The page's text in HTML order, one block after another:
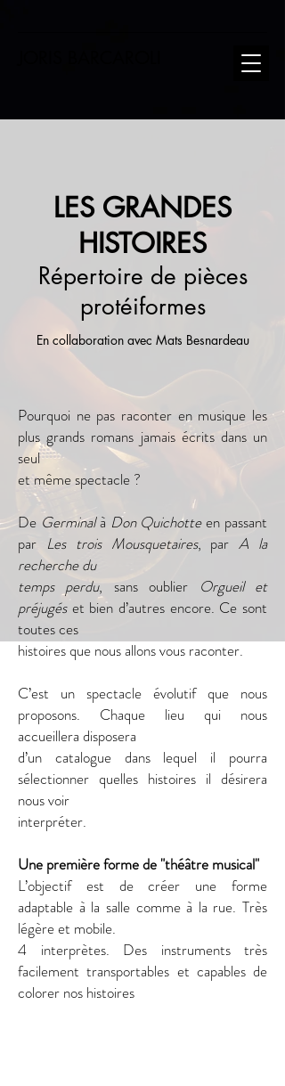
LES GRANDES
HISTOIRES
Répertoire de pièces
protéiformes
En collaboration avec Mats Besnardeau
Pourquoi ne pas raconter en musique les
plus grands romans jamais écrits dans un
seul
et même spectacle ?
De Germinalà Don Quichotteen passant
par Les trois Mousquetaires, parA la
recherche du
temps perdu, sans oublier Orgueil et
préjugéset bien d’autres encore. Ce sont
toutes ces
histoires que nous allons vous raconter.
C’est un spectacle évolutif que nous
proposons. Chaque lieu qui nous
accueillera disposera
d’un catalogue dans lequel il pourra
sélectionner quelles histoires il désirera
nous voir
interpréter.
Une première forme de "théâtre musical"
L’objectif est de créer une forme
adaptable à la salle comme à la rue. Très
légère et mobile.
4 interprètes. Des instruments très
facilement transportables et capables de
colorer nos histoires